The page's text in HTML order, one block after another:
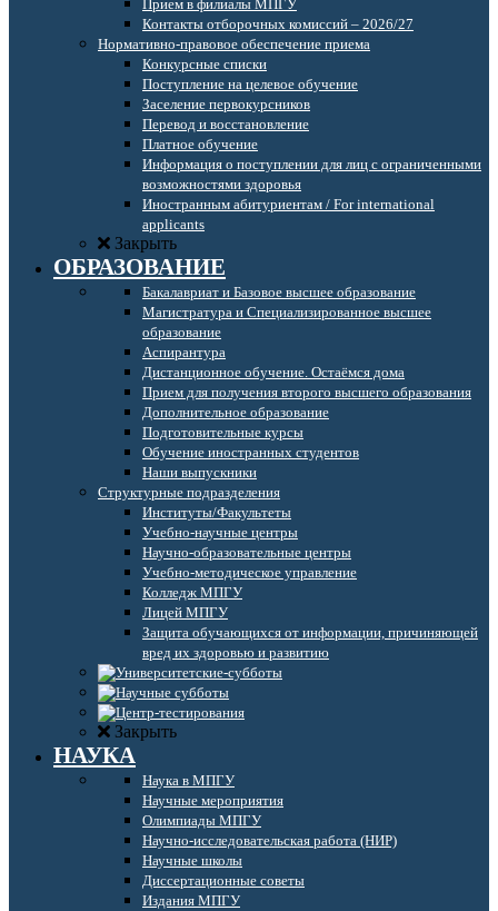
Прием в филиалы МПГУ
Контакты отборочных комиссий – 2026/27
Нормативно-правовое обеспечение приема
Конкурсные списки
Поступление на целевое обучение
Заселение первокурсников
Перевод и восстановление
Платное обучение
Информация о поступлении для лиц с ограниченными
возможностями здоровья
Иностранным абитуриентам / For international
applicants
Закрыть
ОБРАЗОВАНИЕ
Бакалавриат и Базовое высшее образование
Магистратура и Специализированное высшее
образование
Аспирантура
Дистанционное обучение. Остаёмся дома
Прием для получения второго высшего образования
Дополнительное образование
Подготовительные курсы
Обучение иностранных студентов
Наши выпускники
Структурные подразделения
Институты/Факультеты
Учебно-научные центры
Научно-образовательные центры
Учебно-методическое управление
Колледж МПГУ
Лицей МПГУ
Защита обучающихся от информации, причиняющей
вред их здоровью и развитию
Закрыть
НАУКА
Наука в МПГУ
Научные мероприятия
Олимпиады МПГУ
Научно-исследовательская работа (НИР)
Научные школы
Диссертационные советы
Издания МПГУ